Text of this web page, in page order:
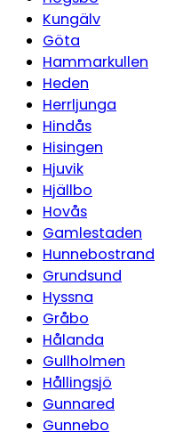
Kungälv
Göta
Hammarkullen
Heden
Herrljunga
Hindås
Hisingen
Hjuvik
Hjällbo
Hovås
Gamlestaden
Hunnebostrand
Grundsund
Hyssna
Gråbo
Hålanda
Gullholmen
Hållingsjö
Gunnared
Gunnebo